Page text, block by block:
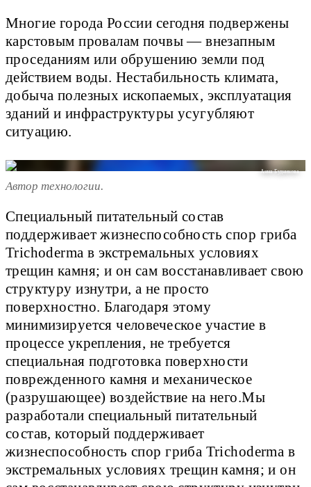
Многие города России сегодня подвержены
карстовым провалам почвы — внезапным
проседаниям или обрушению земли под
действием воды. Нестабильность климата,
добыча полезных ископаемых, эксплуатация
зданий и инфраструктуры усугубляют
ситуацию.
Анна Будникова
Автор технологии.
Специальный питательный состав
поддерживает жизнеспособность спор гриба
Trichoderma в экстремальных условиях
трещин камня; и он сам восстанавливает свою
структуру изнутри, а не просто
поверхностно. Благодаря этому
минимизируется человеческое участие в
процессе укрепления, не требуется
специальная подготовка поверхности
поврежденного камня и механическое
(разрушающее) воздействие на него.Мы
разработали специальный питательный
состав, который поддерживает
жизнеспособность спор гриба Trichoderma в
экстремальных условиях трещин камня; и он